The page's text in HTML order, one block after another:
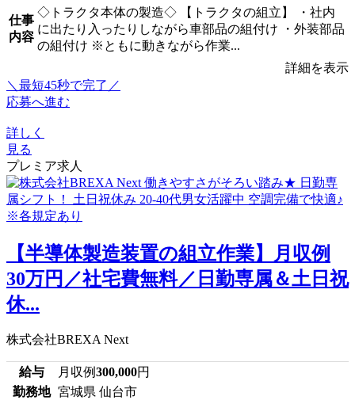
仕事
内容
◇トラクタ本体の製造◇ 【トラクタの組立】 ・社内
に出たり入ったりしながら車部品の組付け ・外装部品
の組付け ※ともに動きながら作業...
詳細を表示
＼最短45秒で完了／
応募へ進む
詳しく
見る
プレミア求人
【半導体製造装置の組立作業】月収例
30万円／社宅費無料／日勤専属＆土日祝
休...
株式会社BREXA Next
給与 月収例300,000円
勤務地 宮城県 仙台市